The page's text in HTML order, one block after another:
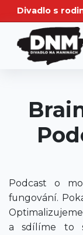
Divadlo s
Podcast o
fungování.
a sdílíme to